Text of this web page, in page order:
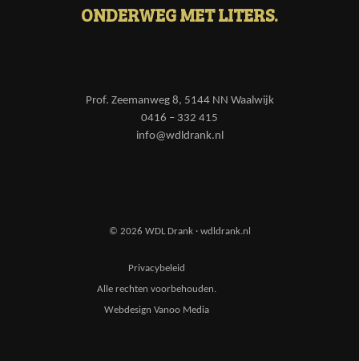
ONDERWEG MET LITERS.
Prof. Zeemanweg 8, 5144 NN Waalwijk
0416 – 332 415
info@wdldrank.nl
© 2026 WDL Drank · wdldrank.nl
Privacybeleid
Alle rechten voorbehouden.
Webdesign Vanoo Media